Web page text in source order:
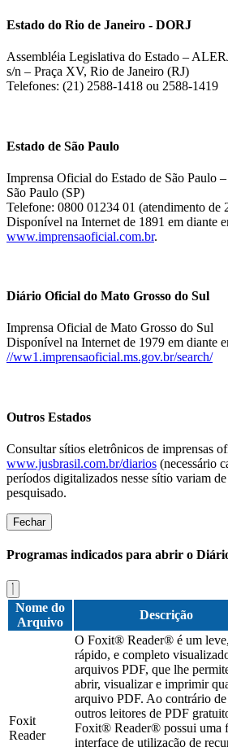
Estado do Rio de Janeiro - DORJ
Assembléia Legislativa do Estado –
s/n – Praça XV, Rio de Janeiro (RJ)
Telefones: (21) 2588-1418 ou 2588-1419
Estado de São Paulo
Imprensa Oficial do Estado de São Paulo
São Paulo (SP)
Telefone: 0800 01234 01 (atendimento de
Disponível na Internet de 1891 em diante
www.imprensaoficial.com.br.
Diário Oficial do Mato Grosso do Sul
Imprensa Oficial de Mato Grosso do Sul
Disponível na Internet de 1979 em diante
//ww1.imprensaoficial.ms.gov.br/search/
Outros Estados
Consultar sítios eletrônicos de imprensas
www.jusbrasil.com.br/diarios (necessário
períodos digitalizados nesse sítio variam
pesquisado.
Fechar
Programas indicados para abrir o
Nome do
Arquivo
Descrição
Foxit
Reader
O Foxit® Reader® é um leve,
rápido, e completo
arquivos PDF, que lhe
abrir, visualizar e imprimir
arquivo PDF. Ao contrário de
outros leitores de PDF
Foxit® Reader® possui uma
interface de utilização de